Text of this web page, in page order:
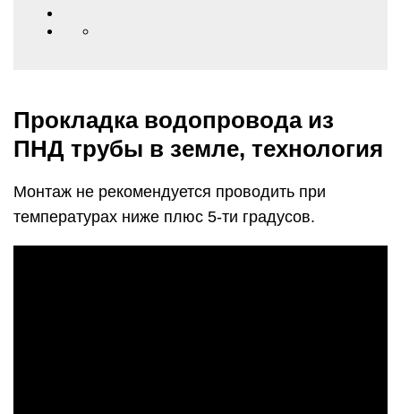
Прокладка водопровода из
ПНД трубы в земле, технология
Монтаж не рекомендуется проводить при
температурах ниже плюс 5-ти градусов.